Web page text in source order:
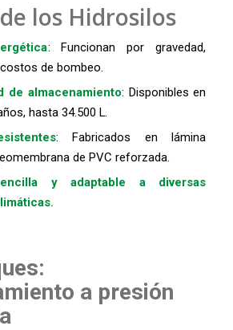
los Hidrosilos
: Funcionan por gravedad,
de bombeo.
de almacenamiento: Disponibles en
hasta 34.500 L.
: Fabricados en lámina
de PVC reforzada.
y adaptable a diversas
a presión